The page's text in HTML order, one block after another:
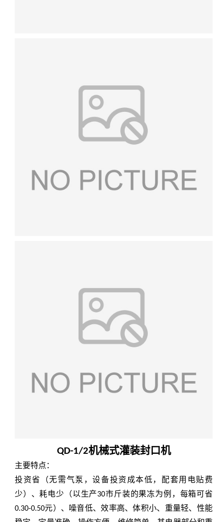
QD-1/2机械式灌装封口机
主要特点：
投资省（无需气泵，设备投资成本低，配套用电贴费
少）、耗电少（以生产30市斤装的果冻为例，每箱可省
0.30-0.50元）、噪音低、效率高、体积小、重量轻、性能